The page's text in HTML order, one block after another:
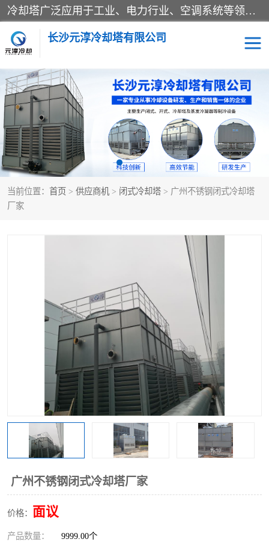
冷却塔广泛应用于工业、电力行业、空调系统等领域。在电力行业中，用于冷却发电机组的循环水；在工业生产中，如化工、冶金等行业，可降低生产过程中产生的热量；在空调系统中，为空调设备提供冷却水源
长沙元淳冷却塔有限公司
当前位置： 首页 > 供应商机 > 闭式冷却塔 > 广州不锈钢闭式冷却塔
厂家
广州不锈钢闭式冷却塔厂家
价格： 面议
产品数量： 9999.00个
方形开式冷却塔 圆形冷却塔
闭式冷却塔 水箱
电控箱 水泵
板式换热器